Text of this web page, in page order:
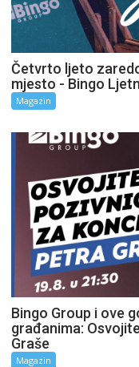
Četvrto ljeto
mjesto - Bingo
Magazin
Bingo Group i ove
građanima:
Graše
Magazin